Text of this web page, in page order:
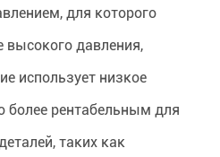
для которого
высокого давления,
использует низкое
более рентабельным для
таких как